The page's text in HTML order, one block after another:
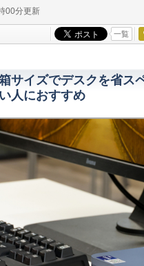
00分更新
一覧
サイズでデスクを省ス
人におすすめ